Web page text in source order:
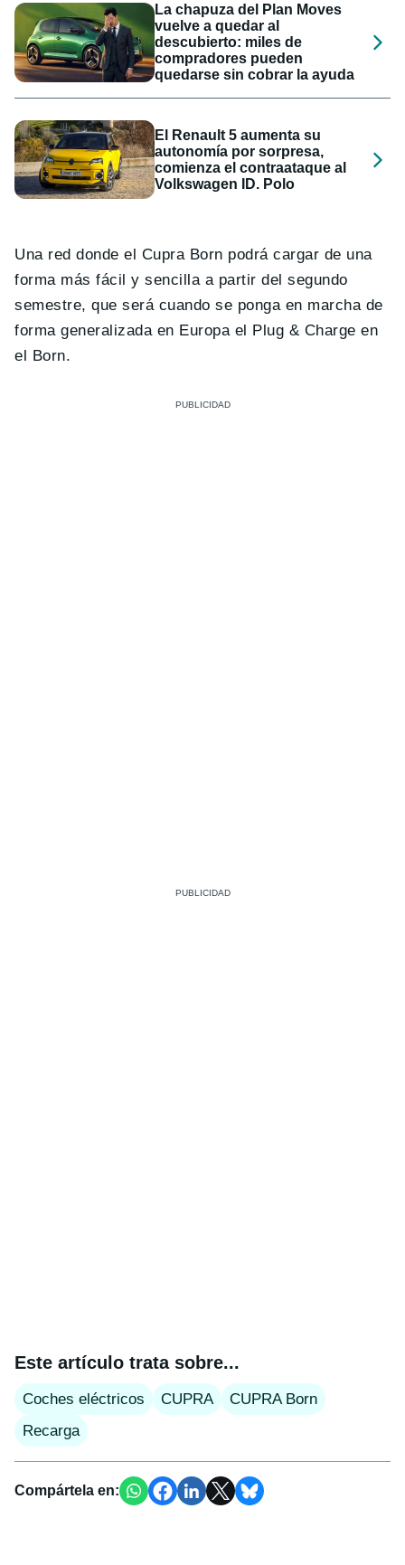
La chapuza del Plan Moves
vuelve a quedar al
descubierto: miles de
compradores pueden
quedarse sin cobrar la ayuda
El Renault 5 aumenta su
autonomía por sorpresa,
comienza el contraataque al
Volkswagen ID. Polo
Una red donde el Cupra Born podrá cargar de una
forma más fácil y sencilla a partir del segundo
semestre, que será cuando se ponga en marcha de
forma generalizada en Europa el Plug & Charge en
el Born.
Este artículo trata sobre...
Coches eléctricos CUPRA
CUPRA Born
Recarga
Compártela en: